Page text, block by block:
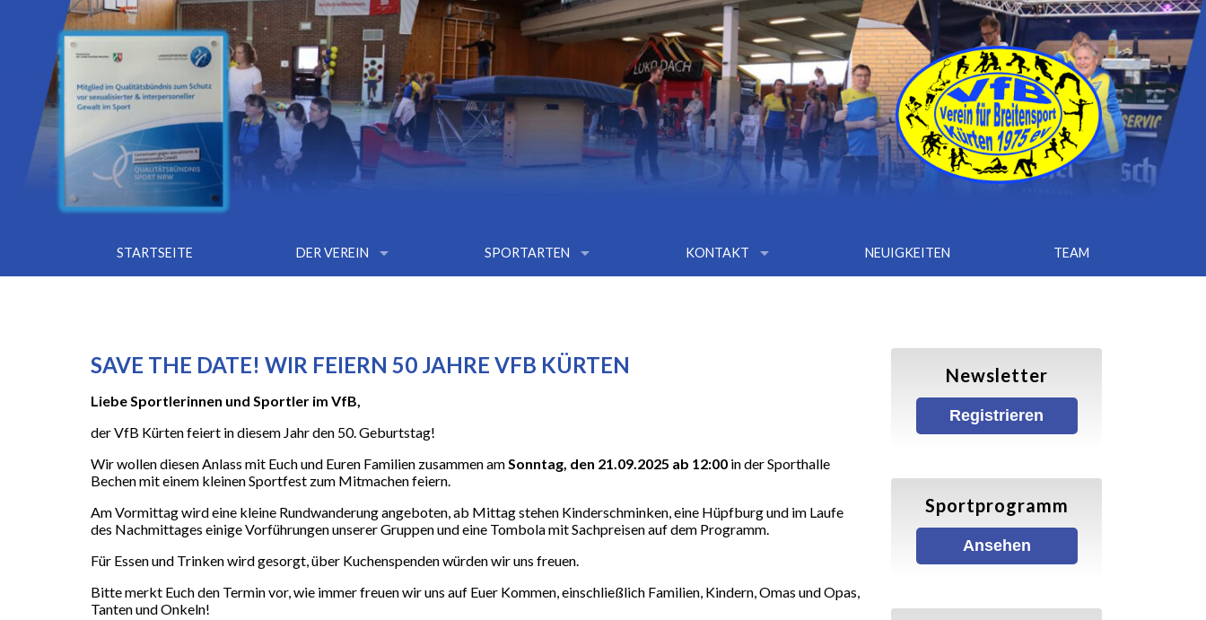
STARTSEITE DER VEREIN arrow_drop_down SPORTARTEN arrow_drop_down KONTAKT arrow_drop_down NEUIGKEITEN TEAM
SAVE THE DATE! WIR FEIERN 50 JAHRE VFB KÜRTEN
Liebe Sportlerinnen und Sportler im VfB,
der VfB Kürten feiert in diesem Jahr den 50. Geburtstag!
Wir wollen diesen Anlass mit Euch und Euren Familien zusammen am Sonntag, den 21.09.2025 ab 12:00in der Sporthalle
Bechen mit einem kleinen Sportfest zum Mitmachen feiern.
Am Vormittag wird eine kleine Rundwanderung angeboten, ab Mittag stehen Kinderschminken, eine Hüpfburg und im Laufe
des Nachmittages einige Vorführungen unserer Gruppen und eine Tombola mit Sachpreisen auf dem Programm.
Für Essen und Trinken wird gesorgt, über Kuchenspenden würden wir uns freuen.
Bitte merkt Euch den Termin vor, wie immer freuen wir uns auf Euer Kommen, einschließlich Familien, Kindern, Omas und Opas,
Tanten und Onkeln!
Newsletter
Registrieren
Sportprogramm
Ansehen